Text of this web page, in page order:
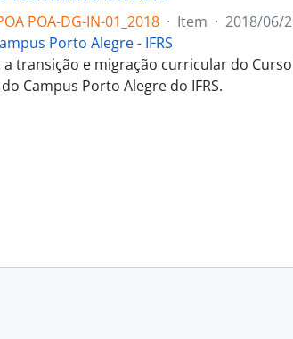
POA-DG-IN-01_2018 · Item · 2018/06/
Porto Alegre - IFRS
transição e migração curricular do
Campus Porto Alegre do IFRS.